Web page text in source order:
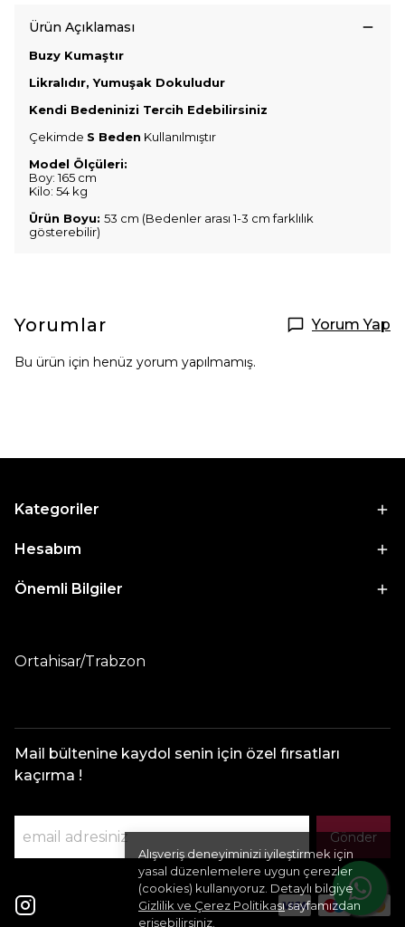
Alışveriş deneyiminizi iyileştirmek için
yasal düzenlemelere uygun çerezler
(cookies) kullanıyoruz. Detaylı bilgiye
Gizlilik ve Çerez Politikasısayfamızdan
erişebilirsiniz.
Ürün Açıklaması
Buzy Kumaştır
Likralıdır, Yumuşak Dokuludur
Kendi Bedeninizi Tercih Edebilirsiniz
Çekimde S Beden Kullanılmıştır
Model Ölçüleri:
Boy: 165 cm
Kilo: 54 kg
Ürün Boyu: 53 cm (Bedenler arası 1-3 cm farklılık
gösterebilir)
Yorumlar Yorum Yap
Bu ürün için henüz yorum yapılmamış.
Kategoriler
Hesabım
Önemli Bilgiler
Ortahisar/Trabzon
Mail bültenine kaydol senin için özel fırsatları
kaçırma !
Gönder